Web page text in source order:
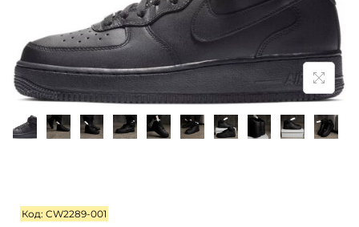
i
g
i
o
t
e
Код: CW2289-001